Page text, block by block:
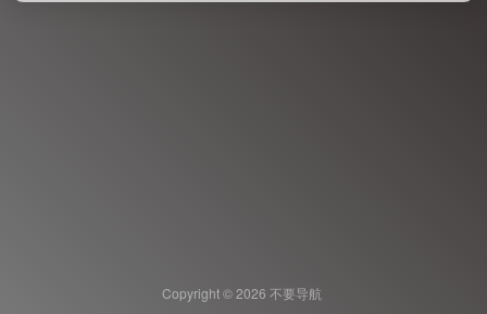
Copyright © 2026 不要导航